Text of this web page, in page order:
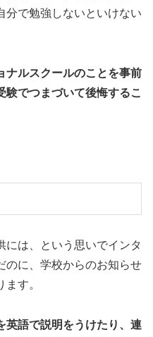
分で勉強しないといけない
ナルスクールのことを事前
験でつまづいて後悔するこ
には、という思いでインタ
のに、学校からのお知らせ
す。
英語で説明をうけたり、連